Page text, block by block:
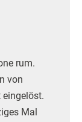
rum.
von
Mal